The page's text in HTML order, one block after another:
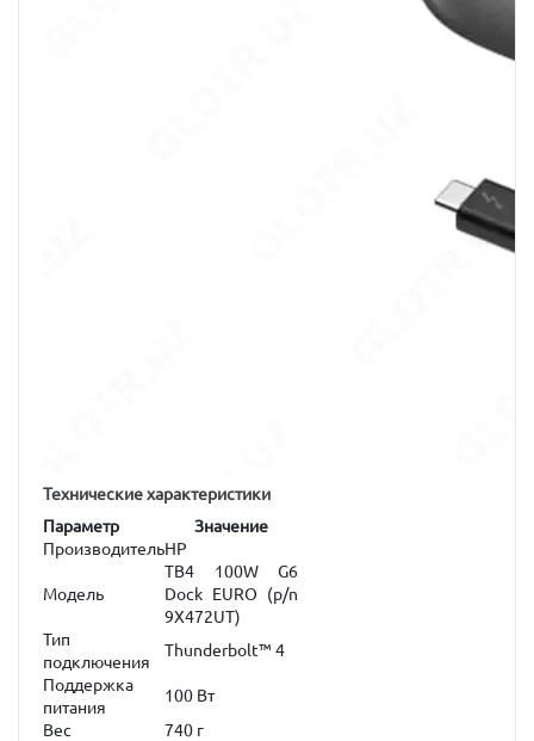
Технические характеристики
Параметр
Значение
ПроизводительHP
Модель
TB4 100W G6
Dock EURO (p/n
9X472UT)
Тип
подключения
Thunderbolt™ 4
Поддержка
питания
100 Вт
Вес
740 г